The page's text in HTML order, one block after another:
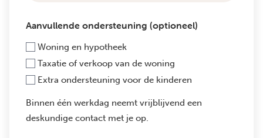
Aanvullende ondersteuning (optioneel)
Woning en hypotheek
Taxatie of verkoop van de woning
Extra ondersteuning voor de kinderen
Binnen één werkdag neemt vrijblijvend een
deskundige contact met je op.